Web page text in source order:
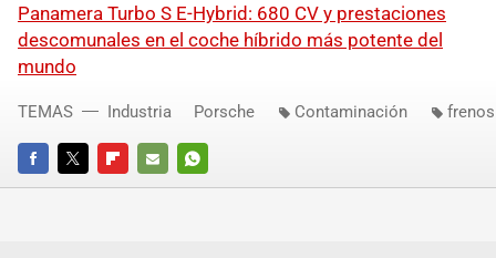
Panamera Turbo S E-Hybrid: 680 CV y prestaciones
descomunales en el coche híbrido más potente del
mundo
FACEBOOKTWITTERFLIPBOARD
E-
WHATSAPP
TEMAS Industria Porsche Contaminación frenos